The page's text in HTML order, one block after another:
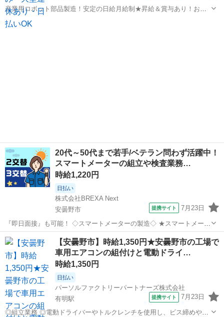
産業用ロボット部品製造！安定の日給月給制★昇給＆賞与あり！お友
達やカップルとの応募OK！赴任旅費会社負担★送迎あり◎土日祝休み
×年間休日130日！作業着無償貸与★食堂利用可◎《長野県安曇野市》
長野
20代～50代まで若手/ベテラン問わず活躍中！
スマートメーターの組立や検査業務…
時給1,220円
日払い
株式会社BREXA Next
安曇野市
提携サイト 7月23日
『即日面接』も可能！ ◇スマートメーターの製造◇ ★スマートメータ
ーとは...家庭用電力メーターのことです。 ・電動ドライバーを使用し
ての組立業務 ・検査業務 ・その他付随業務 サポート体制もバッチ
リ！ 先輩社員が優し...
長野 安曇野市 工場
【安曇野市】時給1,350円★安曇野市の工場で
車用エアコンの組付けと電動ドライ…
時給1,350円
日払い
パーソルファクトリーパートナーズ株式会社
有明駅
提携サイト 7月23日
◎組立業務 ◎電動ドライバーやトルクレンチを使用し、ビス締めやシ